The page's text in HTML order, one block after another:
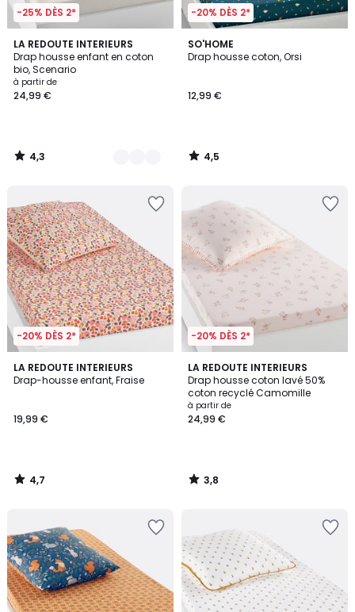
-25% DÈS 2*
LA REDOUTE INTERIEURS
Drap housse enfant en coton
bio, Scenario
à partir de
24,99 €
4,3
/ 5
7
Couleurs
4,3
/
-20% DÈS 2*
SO'HOME
Drap housse coton, Orsi
12,99 €
4,5
/ 5
4,5
/
-20% DÈS 2*
LA REDOUTE INTERIEURS
Drap-housse enfant, Fraise
19,99 €
4,7
/ 5
4,7
/
-20% DÈS 2*
LA REDOUTE INTERIEURS
Drap housse coton lavé 50%
coton recyclé Camomille
à partir de
24,99 €
3,8
/ 5
3,8
/